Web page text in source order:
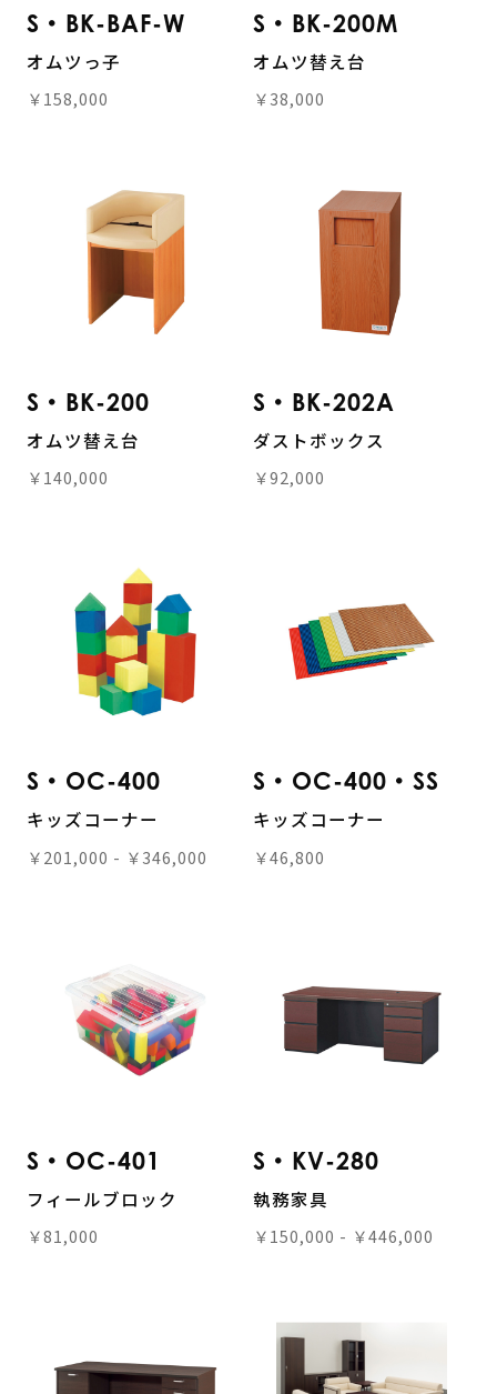
S・BK-BAF-W
オムツっ子
￥158,000
S・BK-200M
オムツ替え台
￥38,000
S・BK-200
オムツ替え台
￥140,000
S・BK-202A
ダストボックス
￥92,000
S・OC-400
キッズコーナー
￥201,000 - ￥346,000
S・OC-400・SS
キッズコーナー
￥46,800
S・OC-401
フィールブロック
￥81,000
S・KV-280
執務家具
￥150,000 - ￥446,000